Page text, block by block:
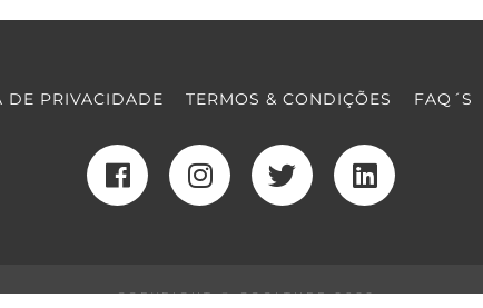
DE PRIVACIDADE TERMOS & CONDIÇÕES FAQ´S
COPYRIGHT © COOLTURE 2022